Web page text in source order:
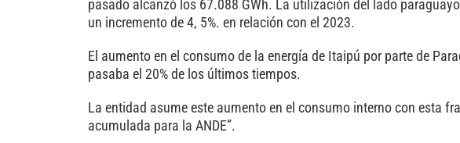
pasado alcanzó los 67.088 GWh. La utilización del lado
un incremento de 4, 5%. en relación con el 2023.
El aumento en el consumo de la energía de Itaipú por parte de
pasaba el 20% de los últimos tiempos.
La entidad asume este aumento en el consumo interno con esta
acumulada para la ANDE”.